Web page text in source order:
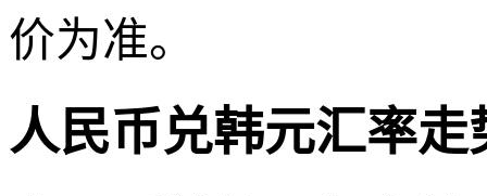
价为准。
人民币兑韩元汇率走